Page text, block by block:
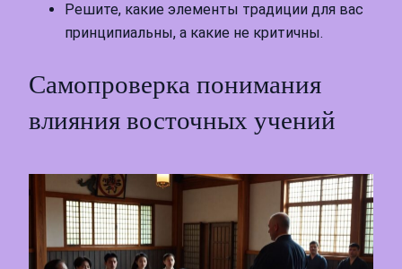
Решите, какие элементы традиции для вас
принципиальны, а какие не критичны.
Самопроверка понимания
влияния восточных учений